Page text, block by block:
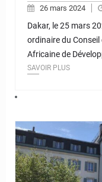
26 mars 2024
Dakar, le 25 mars
ordinaire du Conseil
Africaine de
SAVOIR PLUS